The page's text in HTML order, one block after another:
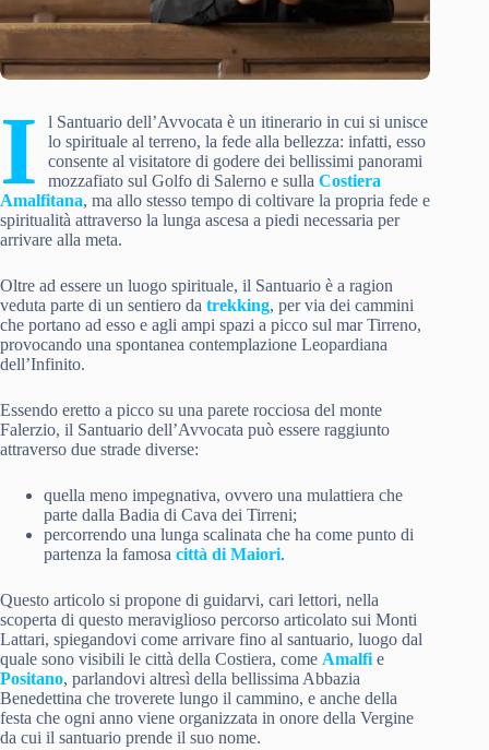
I
l Santuario dell’Avvocata è un itinerario in cui si unisce
lo spirituale al terreno, la fede alla bellezza: infatti, esso
consente al visitatore di godere dei bellissimi panorami
mozzafiato sul Golfo di Salerno e sulla Costiera
Amalfitana, ma allo stesso tempo di coltivare la propria fede e
spiritualità attraverso la lunga ascesa a piedi necessaria per
arrivare alla meta.
Oltre ad essere un luogo spirituale, il Santuario è a ragion
veduta parte di un sentiero da trekking, per via dei cammini
che portano ad esso e agli ampi spazi a picco sul mar Tirreno,
provocando una spontanea contemplazione Leopardiana
dell’Infinito.
Essendo eretto a picco su una parete rocciosa del monte
Falerzio, il Santuario dell’Avvocata può essere raggiunto
attraverso due strade diverse:
quella meno impegnativa, ovvero una mulattiera che
parte dalla Badia di Cava dei Tirreni;
percorrendo una lunga scalinata che ha come punto di
partenza la famosa città di Maiori.
Questo articolo si propone di guidarvi, cari lettori, nella
scoperta di questo meraviglioso percorso articolato sui Monti
Lattari, spiegandovi come arrivare fino al santuario, luogo dal
quale sono visibili le città della Costiera, come Amalfi e
Positano, parlandovi altresì della bellissima Abbazia
Benedettina che troverete lungo il cammino, e anche della
festa che ogni anno viene organizzata in onore della Vergine
da cui il santuario prende il suo nome.